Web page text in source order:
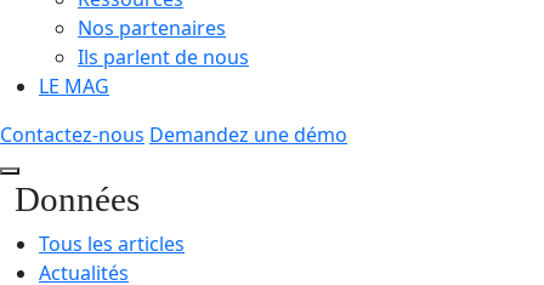
Nos partenaires
Ils parlent de nous
LE MAG
Contactez-nous Demandez une démo
Données
Tous les articles
Actualités